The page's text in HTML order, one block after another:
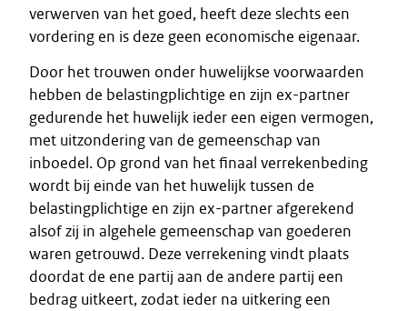
verwerven van het goed, heeft deze slechts een
vordering en is deze geen economische eigenaar.
Door het trouwen onder huwelijkse voorwaarden
hebben de belastingplichtige en zijn ex-partner
gedurende het huwelijk ieder een eigen vermogen,
met uitzondering van de gemeenschap van
inboedel. Op grond van het finaal verrekenbeding
wordt bij einde van het huwelijk tussen de
belastingplichtige en zijn ex-partner afgerekend
alsof zij in algehele gemeenschap van goederen
waren getrouwd. Deze verrekening vindt plaats
doordat de ene partij aan de andere partij een
bedrag uitkeert, zodat ieder na uitkering een